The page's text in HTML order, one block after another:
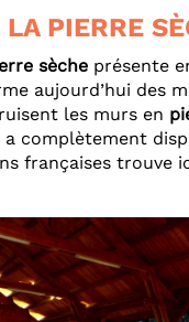
LA PIERRE
sèche présente
aujourd’hui des
les murs en
complètement
françaises trouve